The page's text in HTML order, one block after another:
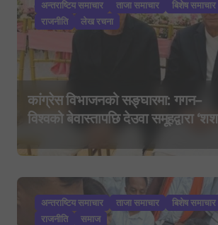
अन्तराष्टिय समाचार ताजा समाचार बिशेष समाचार
राजनीति
लेख रचना
कांग्रेस विभाजनको सङ्घारमा: गगन–
विश्वको बेवास्तापछि देउवा समूहद्वारा
यात्राको घोषणा तयारी!
अन्तराष्टिय समाचार ताजा समाचार बिशेष समाचार
राजनीति
समाज